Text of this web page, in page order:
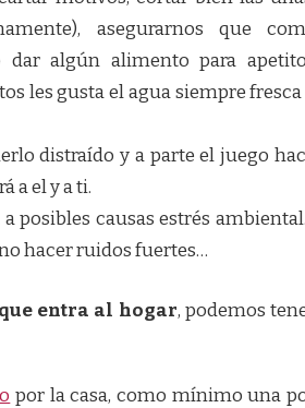
asegurarnos que
algún alimento para
les gusta el agua siempre
distraído y a parte el juego
a el y a ti.
posibles causas estrés
hacer ruidos fuertes…
entra al hogar, podemos
por la casa, como mínimo una